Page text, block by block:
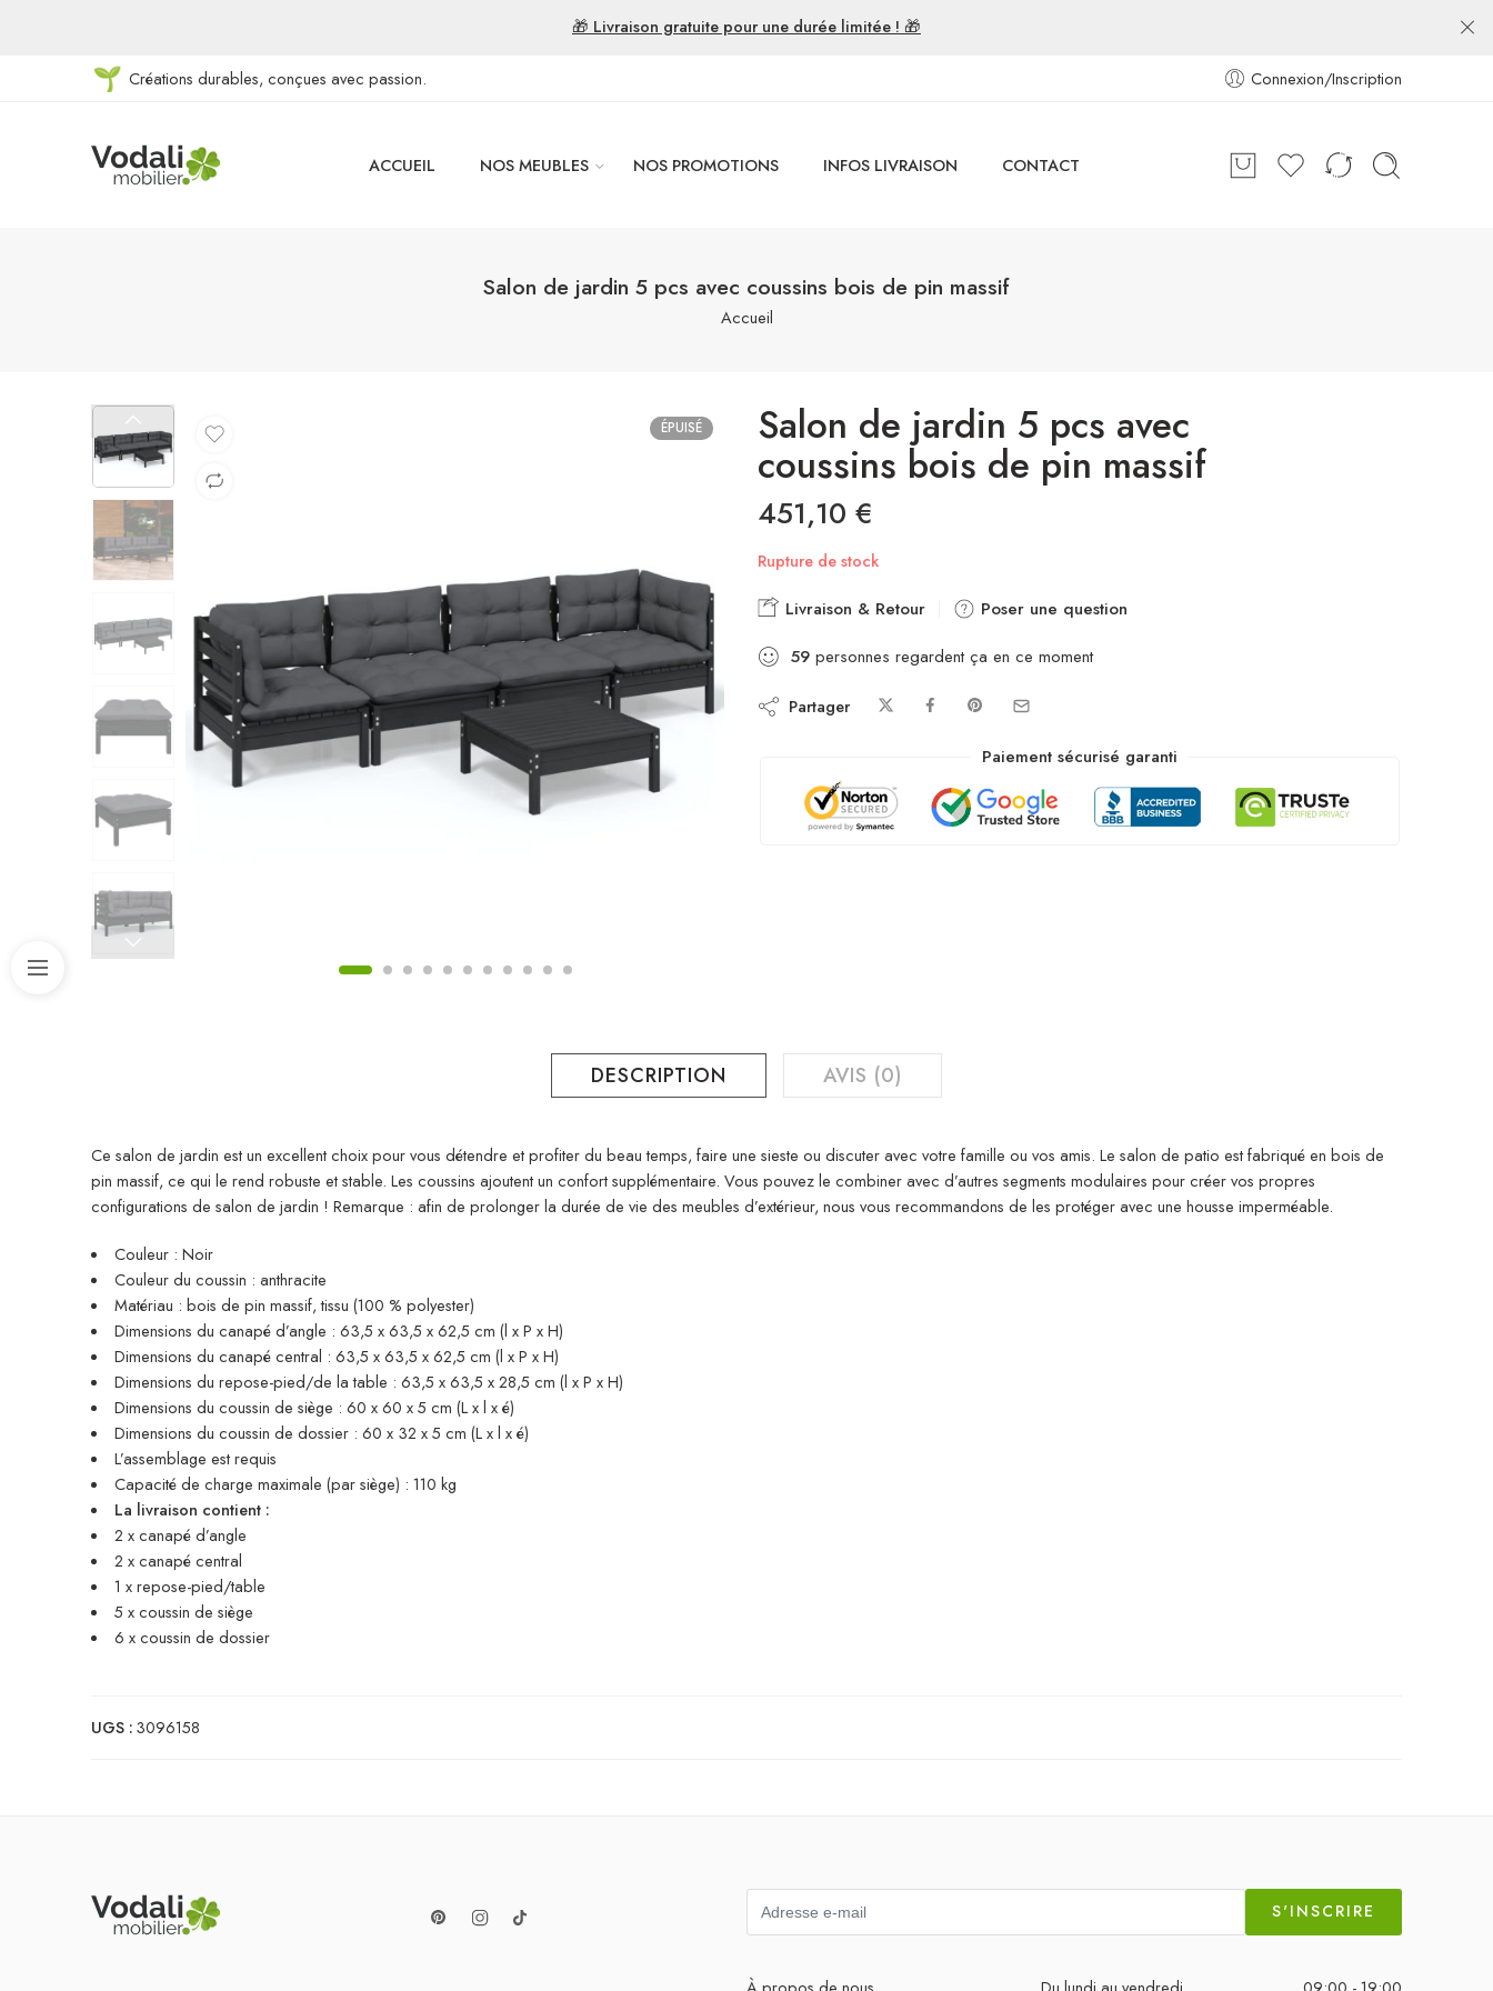
🎁 Livraison gratuite pour une durée limitée ! 🎁
Créations durables, conçues avec passion. Connexion/Inscription
ACCUEIL NOS MEUBLES NOS PROMOTIONS INFOS LIVRAISON CONTACT
Salon de jardin 5 pcs avec coussins bois de pin massif
Accueil
ÉPUISÉ Salon de jardin 5 pcs avec
coussins bois de pin massif
451,10 €
Rupture de stock
Livraison & Retour
Poser une question
59 personnes regardent ça en ce moment
Partager
Paiement sécurisé garanti
DESCRIPTION AVIS (0)
Ce salon de jardin est un excellent choix pour vous détendre et profiter du beau temps, faire une sieste ou discuter avec votre famille ou vos amis. Le salon de patio est fabriqué en bois de
pin massif, ce qui le rend robuste et stable. Les coussins ajoutent un confort supplémentaire. Vous pouvez le combiner avec d’autres segments modulaires pour créer vos propres
configurations de salon de jardin ! Remarque : afin de prolonger la durée de vie des meubles d’extérieur, nous vous recommandons de les protéger avec une housse imperméable.
Couleur : Noir
Couleur du coussin : anthracite
Matériau : bois de pin massif, tissu (100 % polyester)
Dimensions du canapé d’angle : 63,5 x 63,5 x 62,5 cm (l x P x H)
Dimensions du canapé central : 63,5 x 63,5 x 62,5 cm (l x P x H)
Dimensions du repose-pied/de la table : 63,5 x 63,5 x 28,5 cm (l x P x H)
Dimensions du coussin de siège : 60 x 60 x 5 cm (L x l x é)
Dimensions du coussin de dossier : 60 x 32 x 5 cm (L x l x é)
L’assemblage est requis
Capacité de charge maximale (par siège) : 110 kg
La livraison contient :
2 x canapé d’angle
2 x canapé central
1 x repose-pied/table
5 x coussin de siège
6 x coussin de dossier
UGS :3096158
S'INSCRIRE